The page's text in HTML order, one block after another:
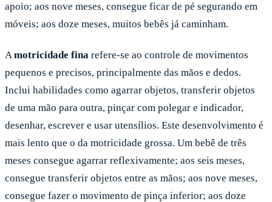
apoio; aos nove meses, consegue ficar de pé segurando em
móveis; aos doze meses, muitos bebês já caminham.
A motricidade fina refere-se ao controle de movimentos
pequenos e precisos, principalmente das mãos e dedos.
Inclui habilidades como agarrar objetos, transferir objetos
de uma mão para outra, pinçar com polegar e indicador,
desenhar, escrever e usar utensílios. Este desenvolvimento é
mais lento que o da motricidade grossa. Um bebê de três
meses consegue agarrar reflexivamente; aos seis meses,
consegue transferir objetos entre as mãos; aos nove meses,
consegue fazer o movimento de pinça inferior; aos doze